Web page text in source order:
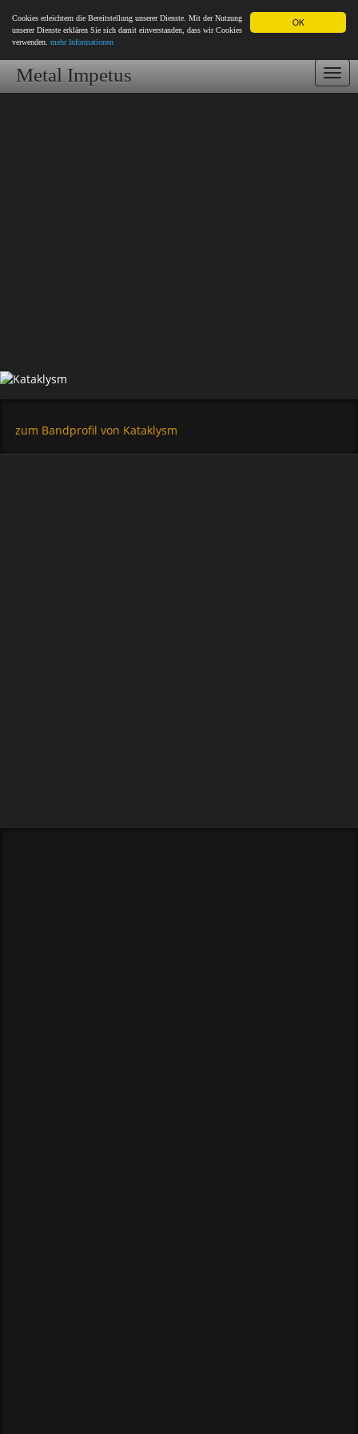
OK
Cookies erleichtern die Bereitstellung unserer Dienste. Mit der Nutzung
unserer Dienste erklären Sie sich damit einverstanden, dass wir Cookies
verwenden. mehr Informationen
Metal Impetus
zum Bandprofil von Kataklysm